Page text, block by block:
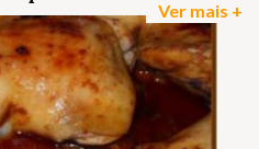
Ver mais +